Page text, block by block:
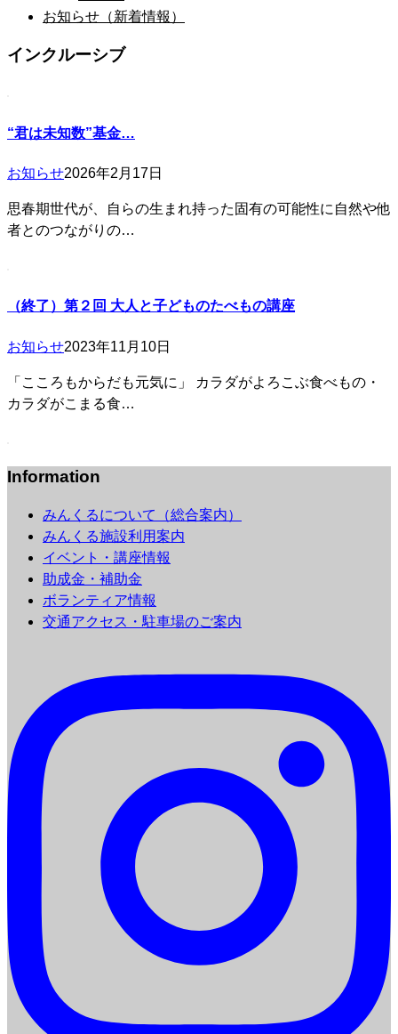
お知らせ（新着情報）
インクルーシブ
“君は未知数”基金…
お知らせ2026年2月17日
思春期世代が、自らの生まれ持った固有の可能性に自然や他
者とのつながりの…
（終了）第２回 大人と子どものたべもの講座
お知らせ2023年11月10日
「こころもからだも元気に」 カラダがよろこぶ食べもの・
カラダがこまる食…
Information
みんくるについて（総合案内）
みんくる施設利用案内
イベント・講座情報
助成金・補助金
ボランティア情報
交通アクセス・駐車場のご案内